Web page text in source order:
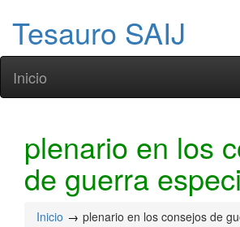
Tesauro SAIJ
Inicio
plenario en los
de guerra
Inicio plenario en los consejos de